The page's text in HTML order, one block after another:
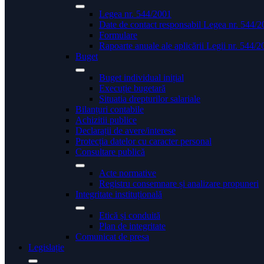
Legea nr. 544/2001
Date de contact responsabil Legea nr. 544/
Formulare
Rapoarte anuale ale aplicării Legii nr. 544/
Buget
Buget individual inițial
Execuție bugetară
Situatia drepturilor salariale
Bilanțuri contabile
Achizitii publice
Declarații de avere/interese
Protecția datelor cu caracter personal
Consultare publică
Acte normative
Registru consemnare și analizare propuneri
Integritate instituțională
Etică și conduită
Plan de integritate
Comunicat de presa
Legislație